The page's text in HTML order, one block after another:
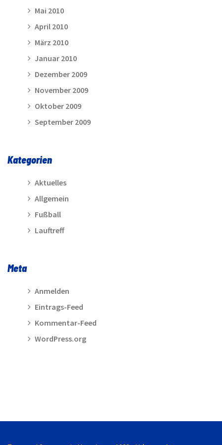
Mai 2010
April 2010
März 2010
Januar 2010
Dezember 2009
November 2009
Oktober 2009
September 2009
Kategorien
Aktuelles
Allgemein
Fußball
Lauftreff
Meta
Anmelden
Eintrags-Feed
Kommentar-Feed
WordPress.org